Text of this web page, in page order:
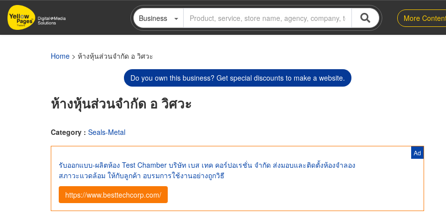
Skip
main
Business More
Home > ห้างหุ้นส่วนจำกัด อ วิศวะ
Do you own this business? Get special discounts to make a website.
ห้างหุ้นส่วนจำกัด อ วิศวะ
Category : Seals-Metal
Ad
รับออกแบบ-ผลิตห้อง Test Chamber บริษัท เบส เทค คอร์ปอเรชั่น จำกัด ส่งมอบและติดตั้งห้องจำลอง
สภาวะแวดล้อม ให้กับลูกค้า อบรมการใช้งานอย่างถูกวิธี
https://www.besttechcorp.com/